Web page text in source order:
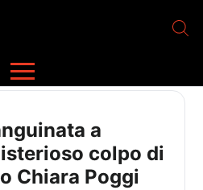
a
colpo di
Chiara Poggi